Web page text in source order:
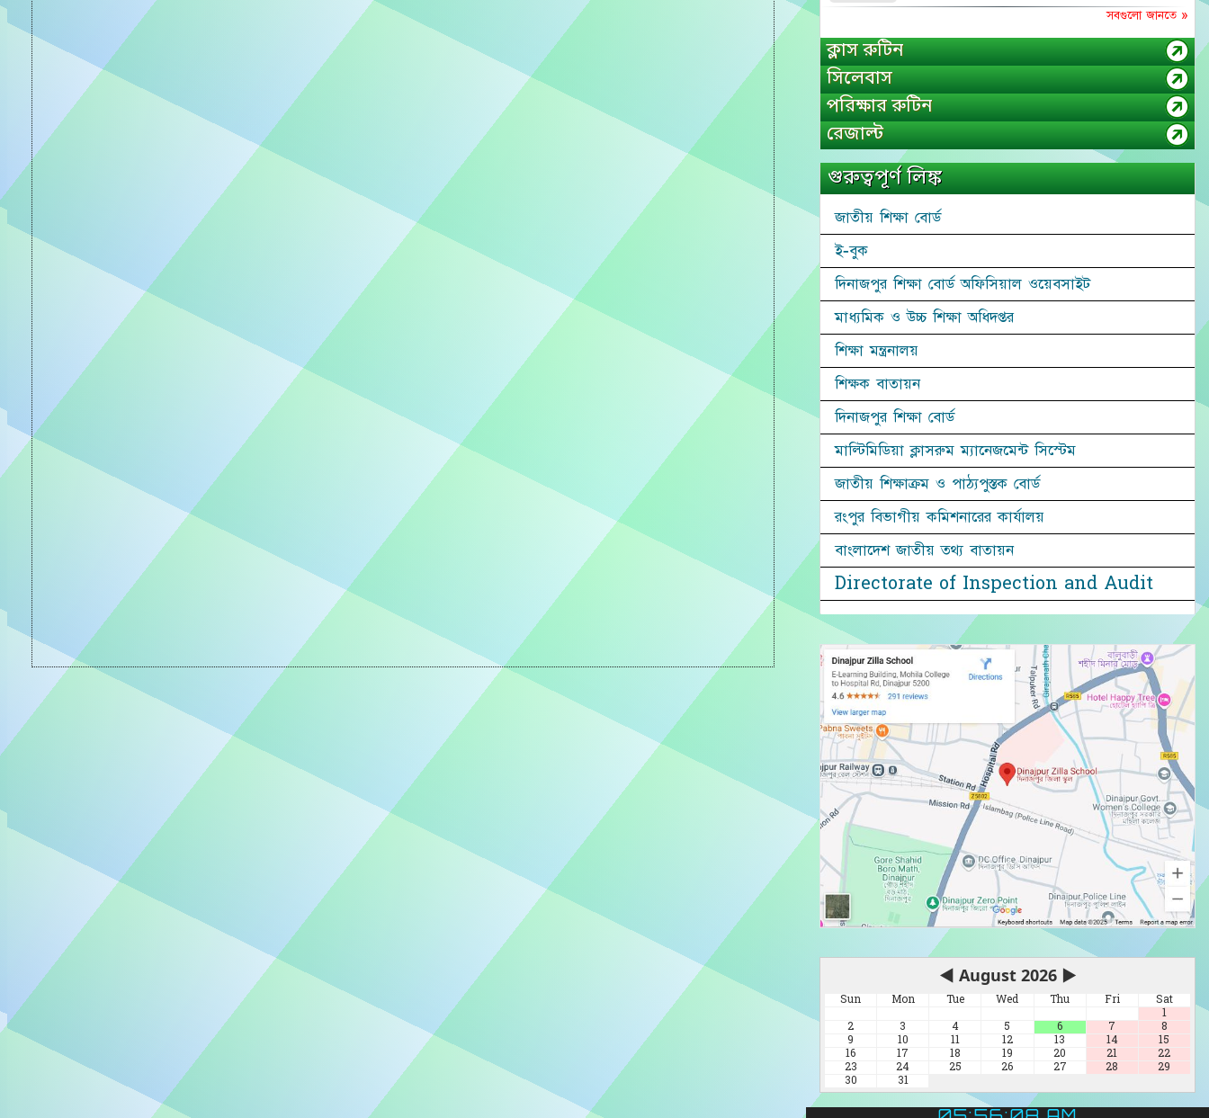
সবগুলো জানতে »
ক্লাস রুটিন
সিলেবাস
পরিক্ষার রুটিন
রেজাল্ট
গুরুত্বপূর্ণ লিঙ্ক
জাতীয় শিক্ষা বোর্ড
ই-বুক
দিনাজপুর শিক্ষা বোর্ড অফিসিয়াল ওয়েবসাইট
মাধ্যমিক ও উচ্চ শিক্ষা অধিদপ্তর
শিক্ষা মন্ত্রনালয়
শিক্ষক বাতায়ন
দিনাজপুর শিক্ষা বোর্ড
মাল্টিমিডিয়া ক্লাসরুম ম্যানেজমেন্ট সিস্টেম
জাতীয় শিক্ষাক্রম ও পাঠ্যপুস্তক বোর্ড
রংপুর বিভাগীয় কমিশনারের কার্যালয়
বাংলাদেশ জাতীয় তথ্য বাতায়ন
Directorate of Inspection and Audit
◀ August 2026 ▶
Sun Mon Tue Wed Thu Fri
Sat
1
2
3 4 5 6 7
8
9
10 11 12 13 14
15
16
17 18 19 20 21
22
23
24 25 26 27 28
29
30
31